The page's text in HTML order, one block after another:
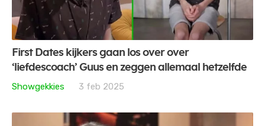
First Dates kijkers gaan los over over
‘liefdescoach’ Guus en zeggen allemaal hetzelfde
Showgekkies
3 feb 2025